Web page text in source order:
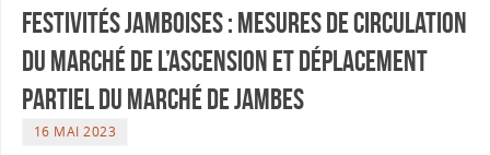
Festivités jamboises : mesures de circulation
du marché de l’Ascension et déplacement
partiel du marché de Jambes
16 MAI 2023